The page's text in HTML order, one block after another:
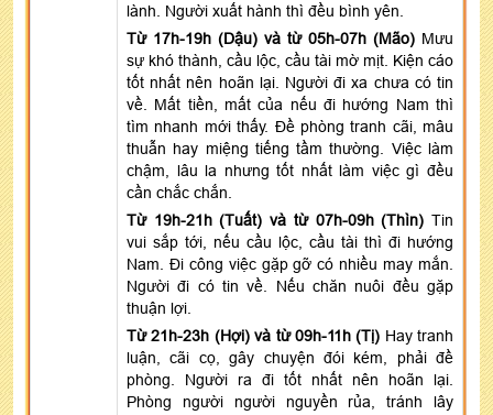
lành. Người xuất hành thì đều bình yên.
Từ 17h-19h (Dậu) và từ 05h-07h (Mão) Mưu
sự khó thành, cầu lộc, cầu tài mờ mịt. Kiện cáo
tốt nhất nên hoãn lại. Người đi xa chưa có tin
về. Mất tiền, mất của nếu đi hướng Nam thì
tìm nhanh mới thấy. Đề phòng tranh cãi, mâu
thuẫn hay miệng tiếng tầm thường. Việc làm
chậm, lâu la nhưng tốt nhất làm việc gì đều
cần chắc chắn.
Từ 19h-21h (Tuất) và từ 07h-09h (Thìn) Tin
vui sắp tới, nếu cầu lộc, cầu tài thì đi hướng
Nam. Đi công việc gặp gỡ có nhiều may mắn.
Người đi có tin về. Nếu chăn nuôi đều gặp
thuận lợi.
Từ 21h-23h (Hợi) và từ 09h-11h (Tị) Hay tranh
luận, cãi cọ, gây chuyện đói kém, phải đề
phòng. Người ra đi tốt nhất nên hoãn lại.
Phòng người người nguyền rủa, tránh lây